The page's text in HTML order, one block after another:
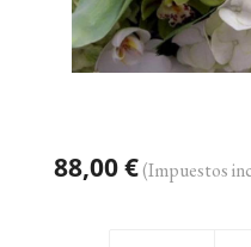
88,00 €(Impuestos